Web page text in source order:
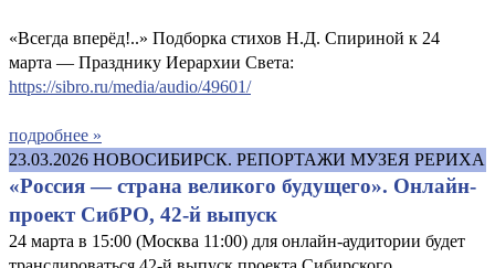
«Всегда вперёд!..» Подборка стихов Н.Д. Спириной к 24
марта — Празднику Иерархии Света:
https://sibro.ru/media/audio/49601/
подробнее »
23.03.2026 НОВОСИБИРСК. РЕПОРТАЖИ МУЗЕЯ РЕРИХА
«Россия — страна великого будущего». Онлайн-
проект СибРО, 42-й выпуск
24 марта в 15:00 (Москва 11:00) для онлайн-аудитории будет